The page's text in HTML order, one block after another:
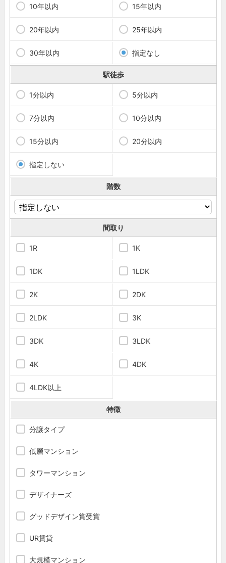
10年以内 15年以内
20年以内 25年以内
30年以内 指定なし
駅徒歩
1分以内 5分以内
7分以内 10分以内
15分以内 20分以内
指定しない
階数
間取り
1R 1K
1DK 1LDK
2K 2DK
2LDK 3K
3DK 3LDK
4K 4DK
4LDK以上
特徴
分譲タイプ
低層マンション
タワーマンション
デザイナーズ
グッドデザイン賞受賞
UR賃貸
大規模マンション